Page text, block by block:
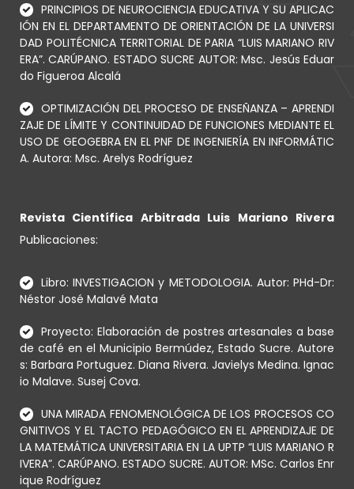
PRINCIPIOS DE NEUROCIENCIA EDUCATIVA Y SU APLICAC
IÓN EN EL DEPARTAMENTO DE ORIENTACIÓN DE LA UNIVERSI
DAD POLITÉCNICA TERRITORIAL DE PARIA “LUIS MARIANO RIV
ERA”. CARÚPANO. ESTADO SUCRE AUTOR: Msc. Jesús Eduar
do Figueroa Alcalá
OPTIMIZACIÓN DEL PROCESO DE ENSEÑANZA – APRENDI
ZAJE DE LÍMITE Y CONTINUIDAD DE FUNCIONES MEDIANTE EL
USO DE GEOGEBRA EN EL PNF DE INGENIERÍA EN INFORMÁTIC
A. Autora: Msc. Arelys Rodríguez
Revista Científica Arbitrada Luis Mariano Rivera
Publicaciones:
Libro: INVESTIGACION y METODOLOGIA. Autor: PHd-Dr:
Néstor José Malavé Mata
Proyecto: Elaboración de postres artesanales a base
de café en el Municipio Bermúdez, Estado Sucre. Autore
s: Barbara Portuguez. Diana Rivera. Javielys Medina. Ignac
io Malave. Susej Cova.
UNA MIRADA FENOMENOLÓGICA DE LOS PROCESOS CO
GNITIVOS Y EL TACTO PEDAGÓGICO EN EL APRENDIZAJE DE
LA MATEMÁTICA UNIVERSITARIA EN LA UPTP “LUIS MARIANO R
IVERA”. CARÚPANO. ESTADO SUCRE. AUTOR: MSc. Carlos Enr
ique Rodríguez